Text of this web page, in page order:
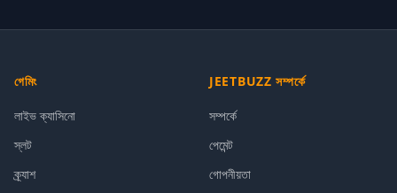
গেমিং
লাইভ ক্যাসিনো
স্লট
ক্র্যাশ
JEETBUZZ সম্পর্কে
সম্পর্কে
পেমেন্ট
গোপনীয়তা